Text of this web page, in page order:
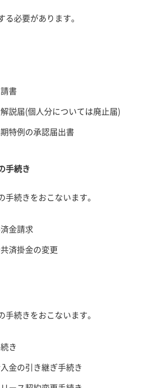
る必要があります。
書
説届(個人分については廃止届)
特例の承認届出書
手続き
手続きをおこないます。
金請求
済掛金の変更
手続きをおこないます。
き
金の引き継ぎ手続き